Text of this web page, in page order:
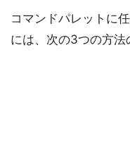
コマンドパレットに
には、次の3つの方法